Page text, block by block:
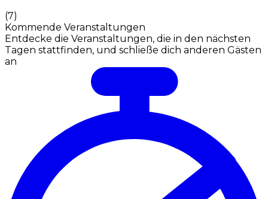
(7)
Kommende Veranstaltungen
Entdecke die Veranstaltungen, die in den nächsten
Tagen stattfinden, und schließe dich anderen Gästen
an